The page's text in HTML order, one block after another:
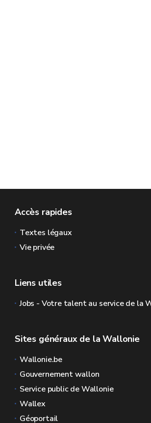
Accès rapides
Textes légaux
Vie privée
Liens utiles
Jobs - Votre talent au service de la
Sites généraux de la Wallonie
Wallonie.be
Gouvernement wallon
Service public de Wallonie
Wallex
Géoportail